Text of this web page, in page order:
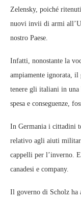
Zelensky, poiché
nuovi invii di armi
nostro Paese.
Infatti, nonostante la
ampiamente ignorata,
tenere gli italiani in
spesa e conseguenze,
In Germania i cittadini
relativo agli aiuti
cappelli per l’inverno.
canadesi e company.
Il governo di Scholz ha